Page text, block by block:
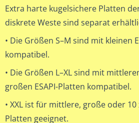
Extra harte kugelsichere Platten
diskrete Weste sind separat
• Die Größen S–M sind mit kleinen
kompatibel.
• Die Größen L–XL sind mit
großen ESAPI-Platten kompatibel.
• XXL ist für mittlere, große oder 10
Platten geeignet.